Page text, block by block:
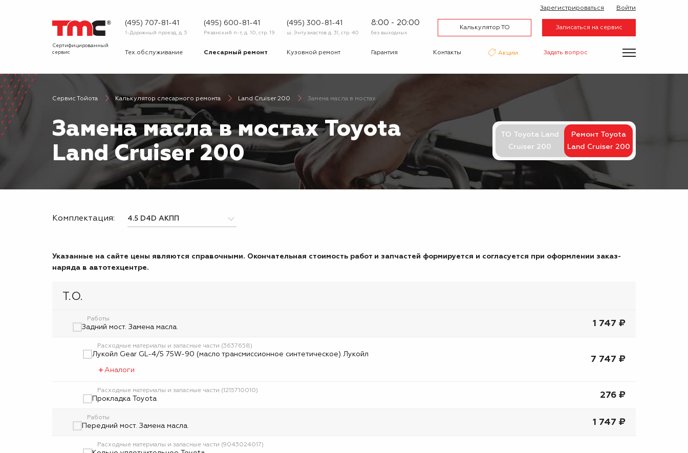
Сертифицированный
сервис
(495) 707-81-41
1-Дорожный проезд, д. 5
(495) 600-81-41
Рязанский п-т, д. 10, стр. 19
(495) 300-81-41
ш. Энтузиастов д. 31, стр. 40
8:00 - 20:00
без выходных
Калькулятор ТО Записаться на сервис
Зарегистрироваться Войти
Тех.обслуживание Слесарный ремонт Кузовной ремонт Гарантия Контакты Акции Задать вопрос
О сервисе Вопрос-ответ
клиентам
Новости Галерея Вакансии Отзывы
Сервис Тойота Калькулятор слесарного ремонта Land Cruiser 200 Замена масла в мостах
Замена масла в мостах Toyota
Land Cruiser 200
ТО Toyota Land
Cruiser 200
Ремонт Toyota
Land Cruiser 200
Комплектация:
Указанные на сайте цены являются справочными. Окончательная стоимость работ и запчастей формируется и согласуется при оформлении заказ-
наряда в автотехцентре.
Т.О.
Работы
Задний мост. Замена масла. 1 747 ₽
Расходные материалы и запасные части (3637658)
Лукойл Gear GL-4/5 75W-90 (масло трансмиссионное синтетическое) Лукойл
Аналоги
7 747 ₽
Расходные материалы и запасные части (1215710010)
Прокладка Toyota 276 ₽
Работы
Передний мост. Замена масла. 1 747 ₽
Расходные материалы и запасные части (9043024017)